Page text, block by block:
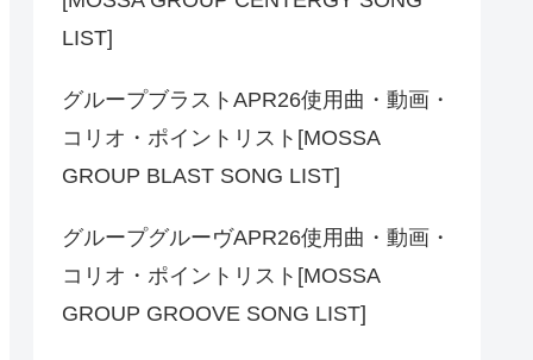
LIST]
グループブラストAPR26使用曲・動画・
コリオ・ポイントリスト[MOSSA
GROUP BLAST SONG LIST]
グループグルーヴAPR26使用曲・動画・
コリオ・ポイントリスト[MOSSA
GROUP GROOVE SONG LIST]